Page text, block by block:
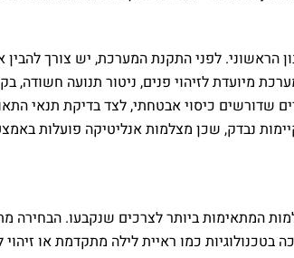
הראשוני. לפני התקנת המערכת, יש צורך
מיועדת לזיהוי פנים, ניטור תנועה חשודה,
שדורשים כיסוי אבטחתי, לצד בדיקת תנאי
נבדק, שכן מצלמות אנליטיקה פועלות
המתאימות ביותר לצרכים שנקבעו.
בטכנולוגיות כמו ראיית לילה מתקדמת או